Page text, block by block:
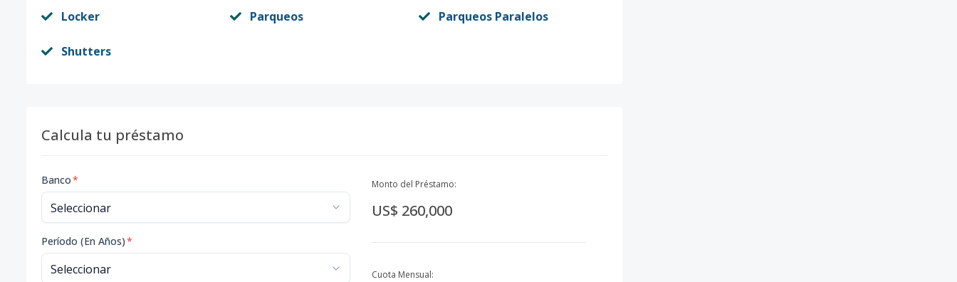
Locker Parqueos Parqueos Paralelos
Shutters
Calcula tu préstamo
Banco*
Período (En Años)*
Monto del Préstamo:
US$ 260,000
Cuota Mensual: